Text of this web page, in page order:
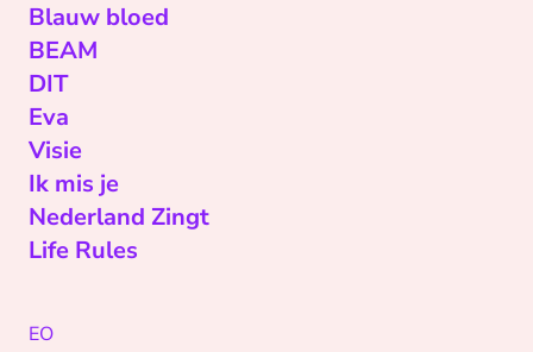
Blauw bloed
BEAM
DIT
Eva
Visie
Ik mis je
Nederland Zingt
Life Rules
EO